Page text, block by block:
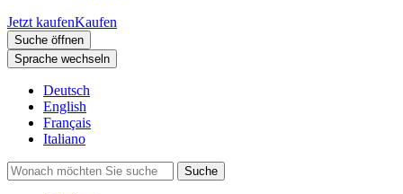
Jetzt kaufenKaufen
Suche öffnen
Sprache wechseln
Deutsch
English
Français
Italiano